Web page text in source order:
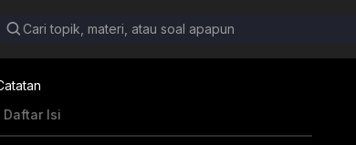
Daftar Isi